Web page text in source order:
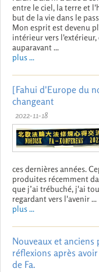
entre le ciel, la terre et
but de la vie dans le
Mon esprit est devenu
intérieur vers
auparavant ...
plus ...
[Fahui d'Europe du
changeant
2022-11-18
ces dernières années.
produites récemment
que j’ai trébuché, j'ai
regardant vers l'avenir ...
plus ...
Nouveaux et
réflexions après
de Fa.